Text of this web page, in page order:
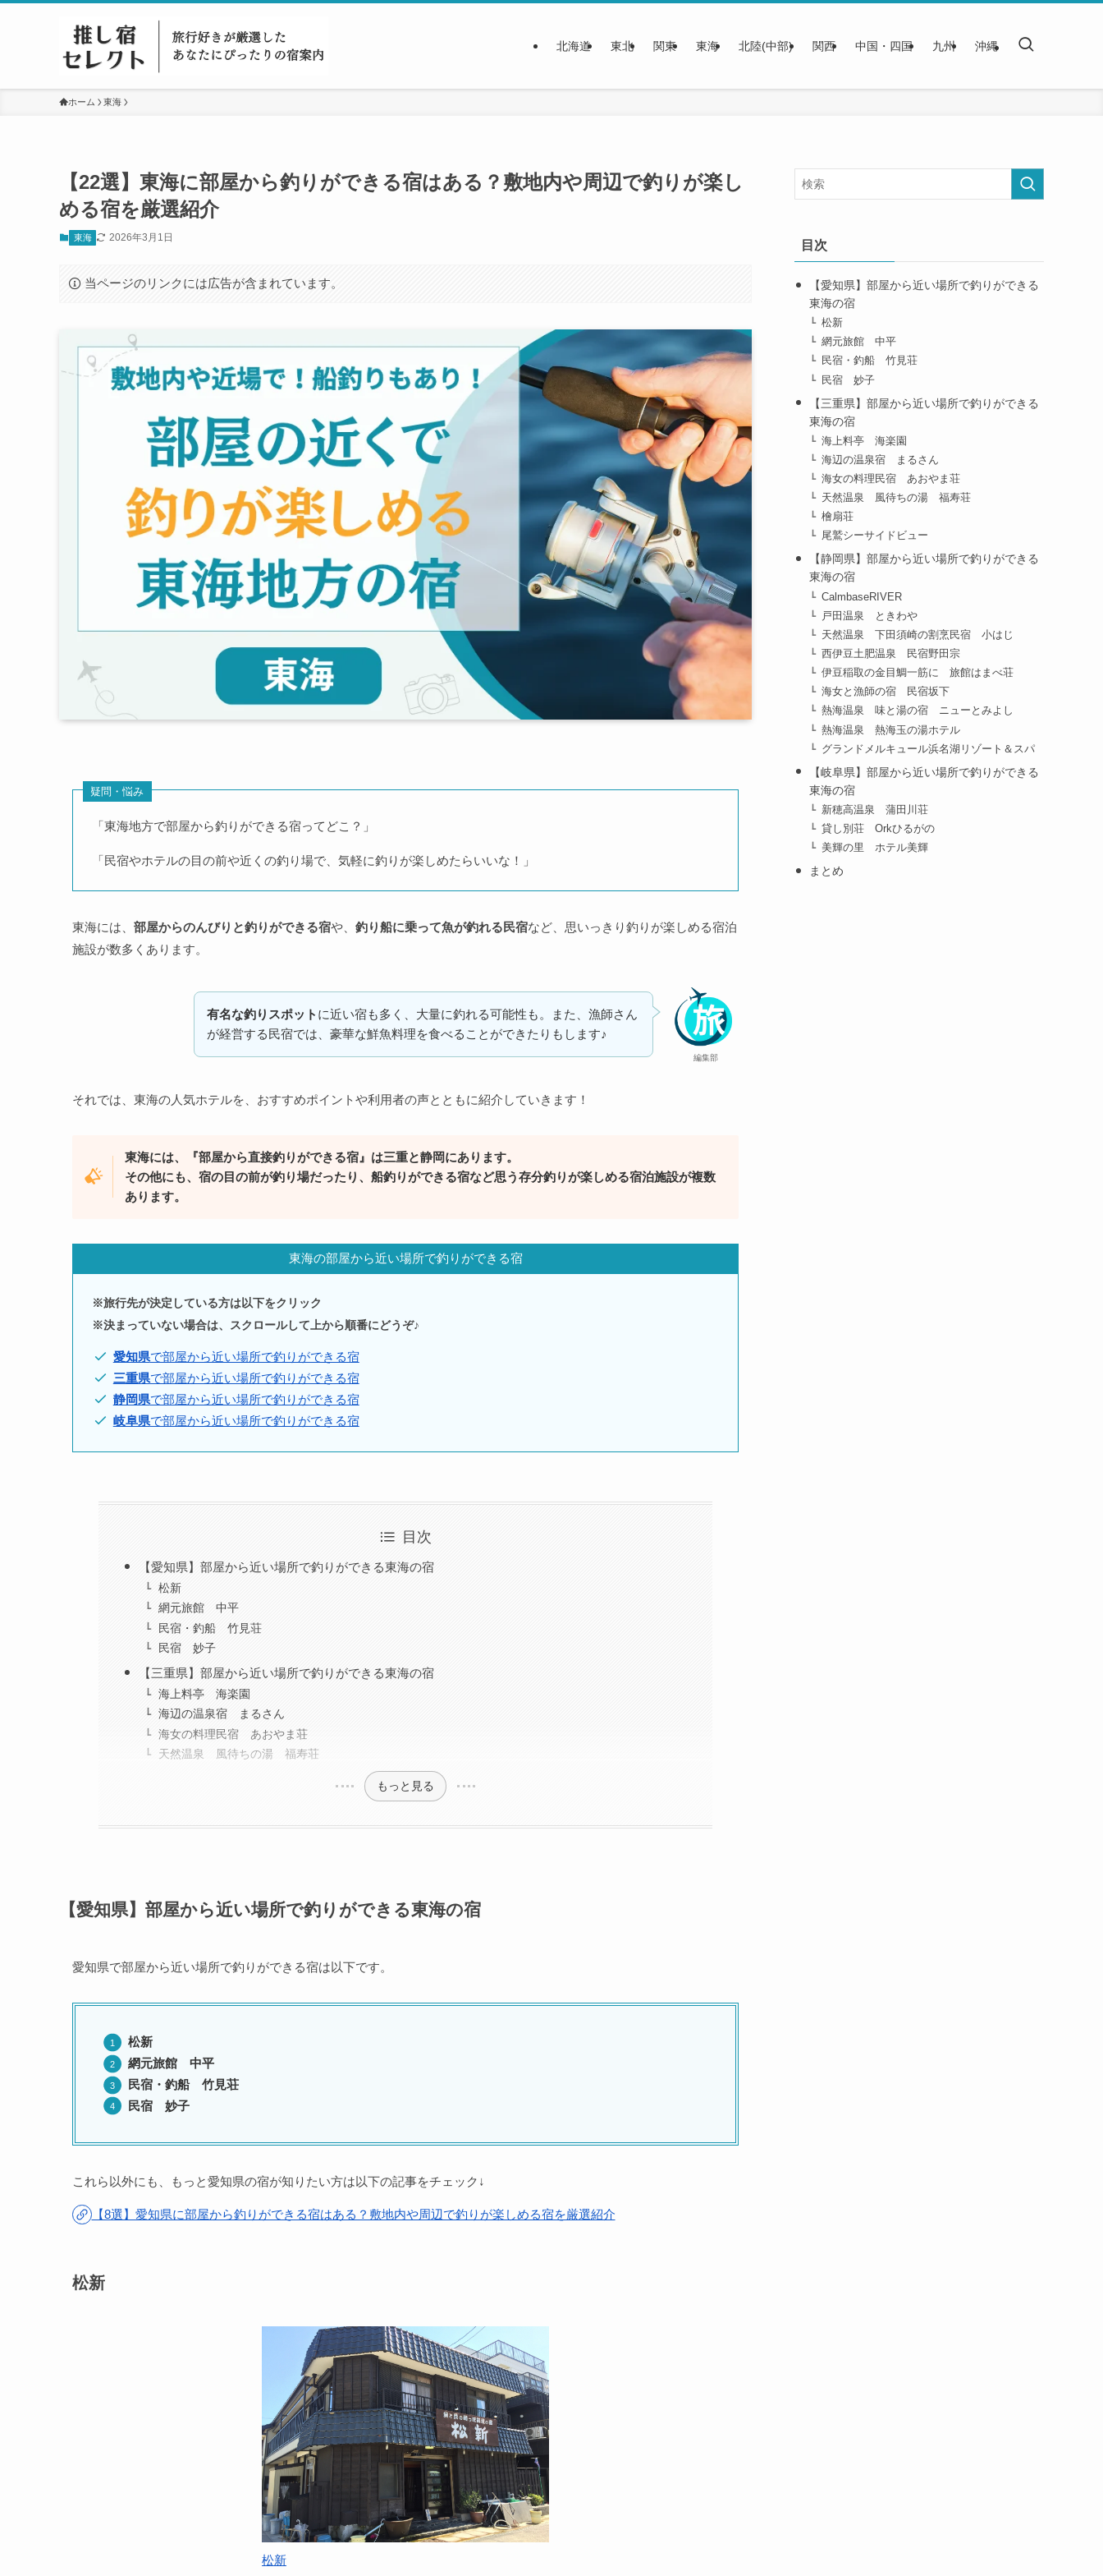
北海道 東北 関東 東海 北陸(中部) 関西 中国・四国 九州 沖縄
ホーム 東海
【22選】東海に部屋から釣りができる宿はある？敷地内や周辺で釣りが楽し
める宿を厳選紹介
東海 2026年3月1日
当ページのリンクには広告が含まれています。
疑問・悩み
「東海地方で部屋から釣りができる宿ってどこ？」
「民宿やホテルの目の前や近くの釣り場で、気軽に釣りが楽しめたらいいな！」
東海には、 部屋からのんびりと釣りができる宿や、 釣り船に乗って魚が釣れる民宿など、思いっきり釣りが楽しめる宿泊
施設が数多くあります。
編集部
有名な釣りスポット に近い宿も多く、大量に釣れる可能性も。また、漁師さん
が経営する民宿では、豪華な鮮魚料理を食べることができたりもします♪
それでは、東海の人気ホテルを、おすすめポイントや利用者の声とともに紹介していきます！
東海には、『部屋から直接釣りができる宿』は三重と静岡にあります。
その他にも、宿の目の前が釣り場だったり、船釣りができる宿など思う存分釣りが楽しめる宿泊施設が複数
あります。
東海の部屋から近い場所で釣りができる宿
※旅行先が決定している方は以下をクリック
※決まっていない場合は、スクロールして上から順番にどうぞ♪
愛知県で部屋から近い場所で釣りができる宿
三重県で部屋から近い場所で釣りができる宿
静岡県で部屋から近い場所で釣りができる宿
岐阜県で部屋から近い場所で釣りができる宿
目次
【愛知県】部屋から近い場所で釣りができる東海の宿
松新
網元旅館 中平
民宿・釣船 竹見荘
民宿 妙子
【三重県】部屋から近い場所で釣りができる東海の宿
海上料亭 海楽園
海辺の温泉宿 まるさん
海女の料理民宿 あおやま荘
天然温泉 風待ちの湯 福寿荘
もっと見る
【愛知県】部屋から近い場所で釣りができる東海の宿
愛知県で部屋から近い場所で釣りができる宿は以下です。
松新
網元旅館 中平
民宿・釣船 竹見荘
民宿 妙子
これら以外にも、もっと愛知県の宿が知りたい方は以下の記事をチェック↓
【8選】愛知県に部屋から釣りができる宿はある？敷地内や周辺で釣りが楽しめる宿を厳選紹介
松新
松新
目次
【愛知県】部屋から近い場所で釣りができる
東海の宿
松新
網元旅館 中平
民宿・釣船 竹見荘
民宿 妙子
【三重県】部屋から近い場所で釣りができる
東海の宿
海上料亭 海楽園
海辺の温泉宿 まるさん
海女の料理民宿 あおやま荘
天然温泉 風待ちの湯 福寿荘
檜扇荘
尾鷲シーサイドビュー
【静岡県】部屋から近い場所で釣りができる
東海の宿
CalmbaseRIVER
戸田温泉 ときわや
天然温泉 下田須崎の割烹民宿 小はじ
西伊豆土肥温泉 民宿野田宗
伊豆稲取の金目鯛一筋に 旅館はまべ荘
海女と漁師の宿 民宿坂下
熱海温泉 味と湯の宿 ニューとみよし
熱海温泉 熱海玉の湯ホテル
グランドメルキュール浜名湖リゾート＆スパ
【岐阜県】部屋から近い場所で釣りができる
東海の宿
新穂高温泉 蒲田川荘
貸し別荘 Orkひるがの
美輝の里 ホテル美輝
まとめ